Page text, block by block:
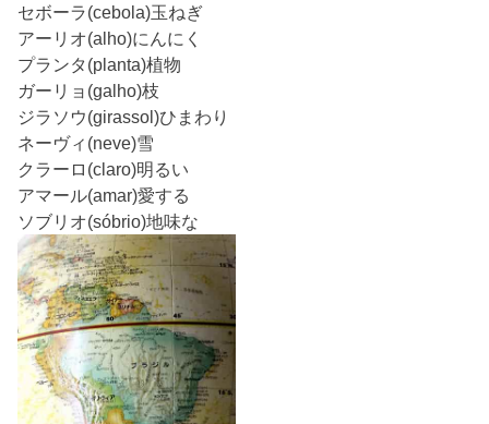
セボーラ(cebola)玉ねぎ
アーリオ(alho)にんにく
プランタ(planta)植物
ガーリョ(galho)枝
ジラソウ(girassol)ひまわり
ネーヴィ(neve)雪
クラーロ(claro)明るい
アマール(amar)愛する
ソブリオ(sóbrio)地味な